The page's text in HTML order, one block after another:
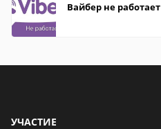
Вайбер не работает
УЧАСТИЕ